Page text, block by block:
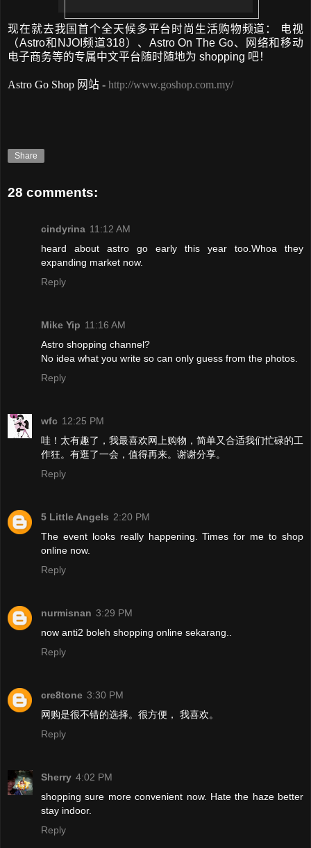
现在就去我国首个全天候多平台时尚生活购物频道 ：
电视
（Astro和 NJOI 频道318） 、 Astro On The Go、网络和移动
电子商务等的专属中文平台随时随地为 shopping 吧！
Astro Go Shop 网站 - http://www.goshop.com.my/
Share
28 comments:
cindyrina 11:12 AM
heard about astro go early this year too.Whoa they
expanding market now.
Reply
Mike Yip 11:16 AM
Astro shopping channel?
No idea what you write so can only guess from the photos.
Reply
wfc 12:25 PM
哇！太有趣了，我最喜欢网上购物，简单又合适我们忙碌的工
作狂。有逛了一会，值得再来。谢谢分享。
Reply
5 Little Angels 2:20 PM
The event looks really happening. Times for me to shop
online now.
Reply
nurmisnan 3:29 PM
now anti2 boleh shopping online sekarang..
Reply
cre8tone 3:30 PM
网购是很不错的选择。很方便， 我喜欢。
Reply
Sherry 4:02 PM
shopping sure more convenient now. Hate the haze better
stay indoor.
Reply